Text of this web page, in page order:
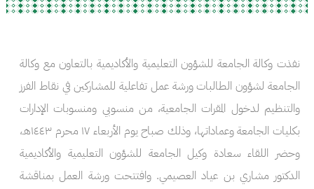
نفذت وكالة الجامعة للشؤون التعليمية والأكاديمية بالتعاون مع وكالة
الجامعة لشؤون الطالبات ورشة عمل تفاعلية للمشاركين في نقاط الفرز
والتنظيم لدخول المقرات الجامعية، من منسوبي ومنسوبات الإدارات
بكليات الجامعة وعماداتها، وذلك صباح يوم الأربعاء ١٧ محرم ١٤٤٣هـ،
وحضر اللقاء سعادة وكيل الجامعة للشؤون التعليمية والأكاديمية
الدكتور مشاري بن عياد العصيمي. وافتتحت ورشة العمل بمناقشة